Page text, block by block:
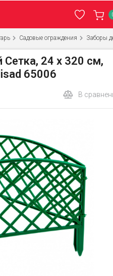
Садовые ограждения Заборы
24 х 320 см,
65006
В